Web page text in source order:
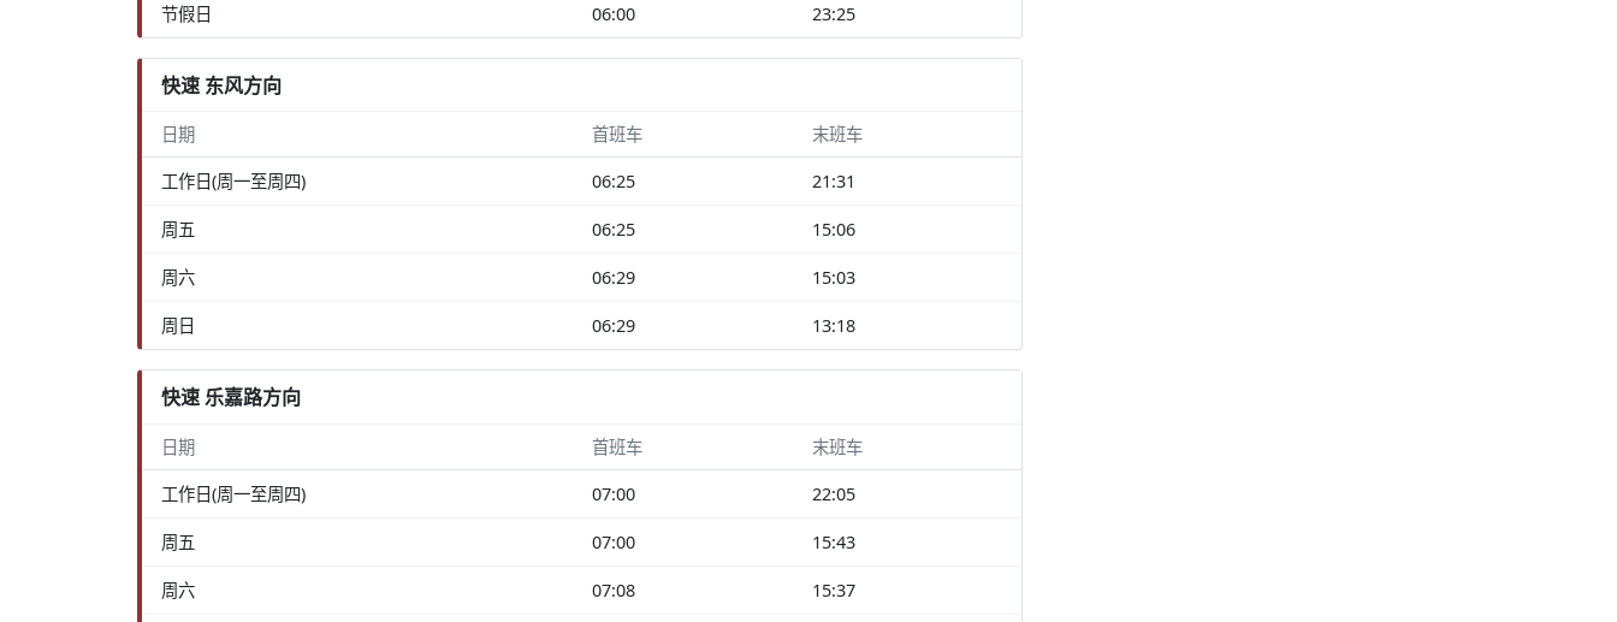
节假日 06:00 23:25
快速 东风方向
日期 首班车 末班车
工作日(周一至周四) 06:25 21:31
周五 06:25 15:06
周六 06:29 15:03
周日 06:29 13:18
快速 乐嘉路方向
日期 首班车 末班车
工作日(周一至周四) 07:00 22:05
周五 07:00 15:43
周六 07:08 15:37